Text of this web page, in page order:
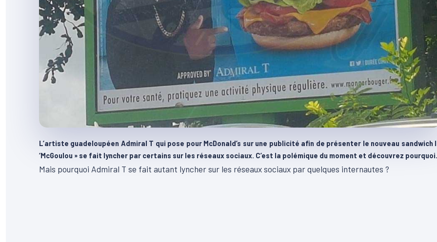
L’artiste guadeloupéen Admiral T qui pose pour McDonald’s sur une publicité afin de présenter le nouveau sandwich
‘McGoulou » se fait lyncher par certains sur les réseaux sociaux. C’est la polémique du moment et découvrez pourquoi.
Mais pourquoi Admiral T se fait autant lyncher sur les réseaux sociaux par quelques internautes ?